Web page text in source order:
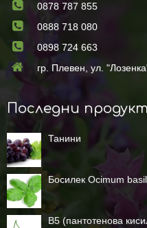
0878 787 855
0888 718 080
0898 724 663
гр. Плевен, ул.
Последни
Танини
Босилек Ocimum
B5 (пантотенова